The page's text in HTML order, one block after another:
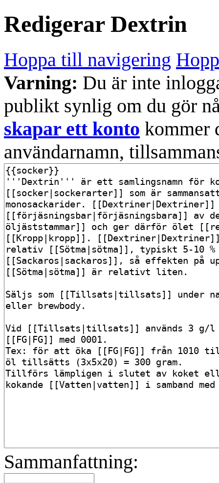
Redigerar Dextrin
Hoppa till navigering
Varning: Du är inte
publikt synlig om du gör
skapar ett konto kommer
användarnamn,
Sammanfattning: